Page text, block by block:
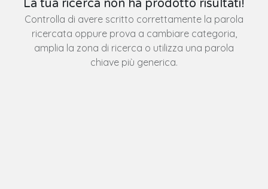
La tua ricerca non ha prodotto risultati!
Controlla di avere scritto correttamente la parola
ricercata oppure prova a cambiare categoria,
amplia la zona di ricerca o utilizza una parola
chiave più generica.